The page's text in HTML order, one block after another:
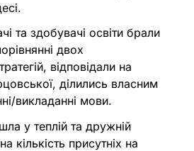
та здобувачі освіти брали
двох
відповідали на
ділились власним
викладанні мови.
у теплій та дружній
кількість присутніх на